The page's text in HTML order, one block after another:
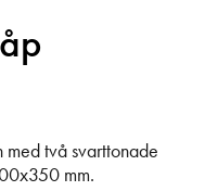
med två svarttonade
mm.